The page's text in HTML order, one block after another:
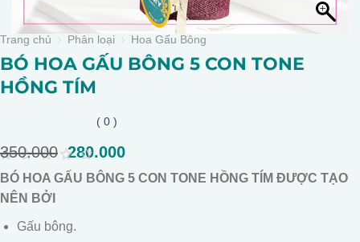
Trang chủ Phân loại Hoa Gấu Bông
BÓ HOA GẤU BÔNG 5 CON TONE
HỒNG TÍM
0
out
of
( 0 )
350.000 Giá
gốc
là:
280.000
tại
BÓ HOA GẤU BÔNG 5 CON TONE HỒNG TÍM ĐƯỢC TẠO
NÊN BỞI
Gấu bông.